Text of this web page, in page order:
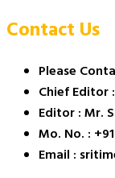
Contact Us
Please
Chief Editor
Editor : Mr.
Mo. No. :
Email :